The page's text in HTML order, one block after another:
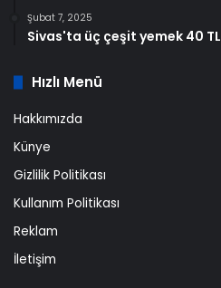
Şubat 7, 2025
Sivas'ta üç çeşit yemek 40 TL
Hızlı Menü
Hakkımızda
Künye
Gizlilik Politikası
Kullanım Politikası
Reklam
İletişim